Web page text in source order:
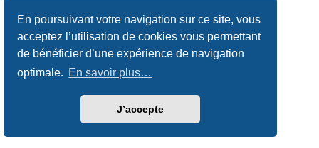
En poursuivant votre navigation sur ce site, vous
acceptez l’utilisation de cookies vous permettant
de bénéficier d’une expérience de navigation
optimale. En savoir plus…
J’accepte